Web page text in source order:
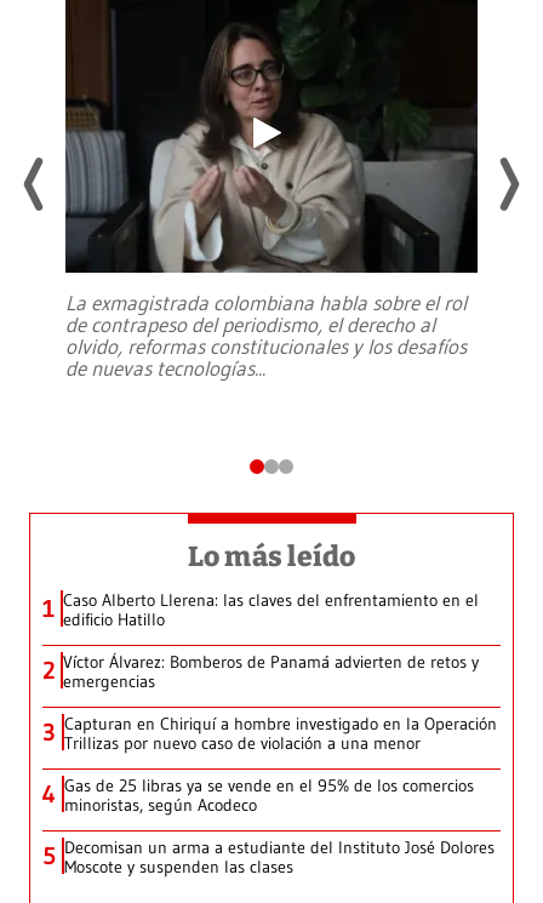
La exmagistrada colombiana habla sobre el rol
de contrapeso del periodismo, el derecho al
olvido, reformas constitucionales y los desafíos
de nuevas tecnologías...
Lo más leído
1 Caso Alberto Llerena: las claves del enfrentamiento en el
edificio Hatillo
2 Víctor Álvarez: Bomberos de Panamá advierten de retos y
emergencias
3 Capturan en Chiriquí a hombre investigado en la Operación
Trillizas por nuevo caso de violación a una menor
4 Gas de 25 libras ya se vende en el 95% de los comercios
minoristas, según Acodeco
5 Decomisan un arma a estudiante del Instituto José Dolores
Moscote y suspenden las clases